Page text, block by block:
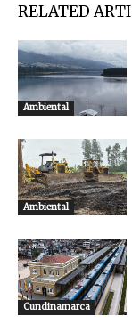
RELATED
Ambiental
Ambiental
Cundinamarca